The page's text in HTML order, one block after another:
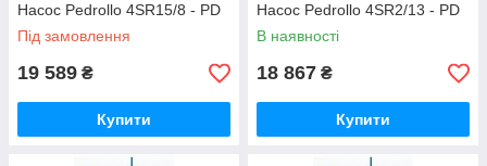
Насос Pedrollo 4SR15/8 - PD
Під замовлення
19 589 ₴
Купити
Насос Pedrollo 4SR2/13 - PD
В наявності
18 867 ₴
Купити